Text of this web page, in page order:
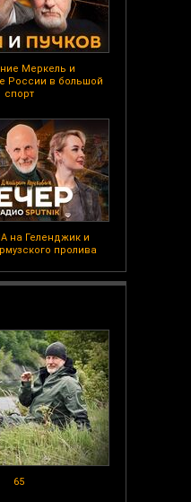
Меркель и
России в большой
спорт
на Геленджик и
пролива
65